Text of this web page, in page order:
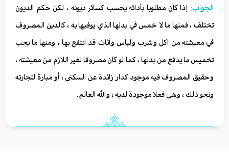
الجواب: إذا كان مطلوبا بأدائه يحسب كسائر ديونه ، لكن حكم الديون
تختلف ، فمنها ما لا خمس في بدلها الذي يوفيها به ، كالدين المصروف
في معيشته من اكل وشرب ولباس وأثاث قد انتفع بها ، ومنها ما يجب
تخميس ما يدفع من بدلها ، كما لو كان مصروفا لغير اللازم من معيشته ،
وحقيق المصروف فيه موجود كدار زائدة عن السكنى ، أو مبارة لتجارته
ونحو ذلك ، وهى فعلا موجودة لديه ، والله العالم.